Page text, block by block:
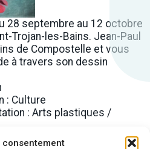
consentement
28 septembre au 12 octobre
Trojan-les-Bains. Jean-Paul
de Compostelle et vous
à travers son dessin
: Culture
: Arts plastiques /
Oléron Marennes